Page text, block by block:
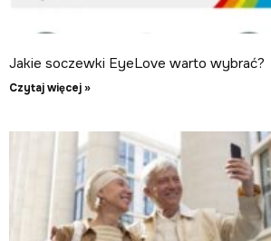
Jakie soczewki EyeLove warto wybrać?
Czytaj więcej »